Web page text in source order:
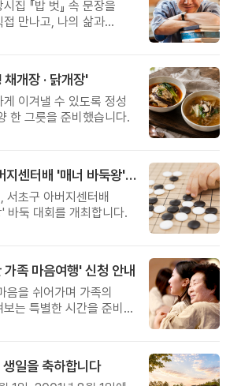
집 『밥 벗』 속 문장을
만나고, 나의 삶과
개장 · 닭개장'
이겨낼 수 있도록 정성
한 그릇을 준비했습니다.
제3회 서초구 아버지센터배 '매너 바둑왕' 대회
초구 아버지센터배
바둑 대회를 개최합니다.
족 마음여행' 신청 안내
음을 쉬어가며 가족의
는 특별한 시간을 준비해
일을 축하합니다